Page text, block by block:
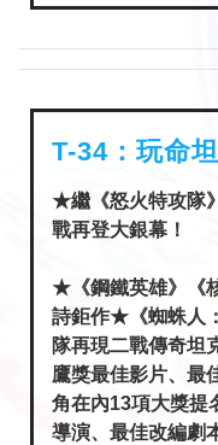
T-34：玩命
★繼《怒火特攻隊
戰再登大銀幕！
★《鋼鐵英雄》《
詩鉅作★《蜘蛛人
隊再現二戰傳奇坦
鷹獎最佳影片、最
角在內13項大獎
導演、最佳改編劇